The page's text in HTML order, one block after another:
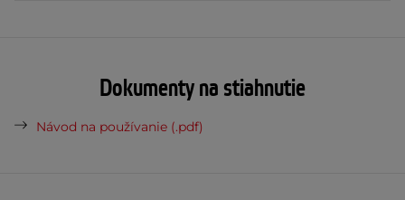
Dokumenty na stiahnutie
Návod na používanie (.pdf)